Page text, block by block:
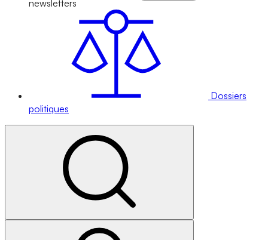
newsletters
Dossiers
politiques